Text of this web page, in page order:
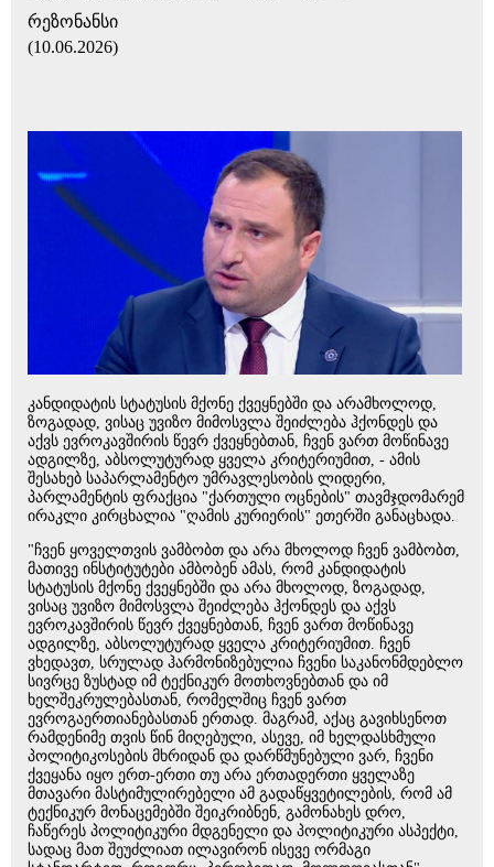
რეზონანსი
(10.06.2026)
კანდიდატის სტატუსის მქონე ქვეყნებში და არამხოლოდ,
ზოგადად, ვისაც უვიზო მიმოსვლა შეიძლება ჰქონდეს და
აქვს ევროკავშირის წევრ ქვეყნებთან, ჩვენ ვართ მოწინავე
ადგილზე, აბსოლუტურად ყველა კრიტერიუმით, - ამის
შესახებ საპარლამენტო უმრავლესობის ლიდერი,
პარლამენტის ფრაქცია "ქართული ოცნების" თავმჯდომარემ
ირაკლი კირცხალია "ღამის კურიერის" ეთერში განაცხადა.
"ჩვენ ყოველთვის ვამბობთ და არა მხოლოდ ჩვენ ვამბობთ,
მათივე ინსტიტუტები ამბობენ ამას, რომ კანდიდატის
სტატუსის მქონე ქვეყნებში და არა მხოლოდ, ზოგადად,
ვისაც უვიზო მიმოსვლა შეიძლება ჰქონდეს და აქვს
ევროკავშირის წევრ ქვეყნებთან, ჩვენ ვართ მოწინავე
ადგილზე, აბსოლუტურად ყველა კრიტერიუმით. ჩვენ
ვხედავთ, სრულად ჰარმონიზებულია ჩვენი საკანონმდებლო
სივრცე ზუსტად იმ ტექნიკურ მოთხოვნებთან და იმ
ხელშეკრულებასთან, რომელშიც ჩვენ ვართ
ევროგაერთიანებასთან ერთად. მაგრამ, აქაც გავიხსენოთ
რამდენიმე თვის წინ მიღებული, ასევე, იმ ხელდასხმული
პოლიტიკოსების მხრიდან და დარწმუნებული ვარ, ჩვენი
ქვეყანა იყო ერთ-ერთი თუ არა ერთადერთი ყველაზე
მთავარი მასტიმულირებელი ამ გადაწყვეტილების, რომ ამ
ტექნიკურ მონაცემებში შეიკრიბნენ, გამონახეს დრო,
ჩაწერეს პოლიტიკური მდგენელი და პოლიტიკური ასპექტი,
სადაც მათ შეუძლიათ ილავირონ ისევე ორმაგი